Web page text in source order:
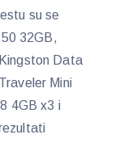
su se
32GB,
Data
Mini
4GB x3 i